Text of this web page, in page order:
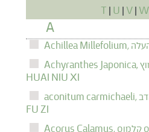
T | U | V| W
A
Achillea Millefolium,
Achyranthes Japonica,
HUAI NIU XI
aconitum carmichaeli,
FU ZI
Acorus Calamus,